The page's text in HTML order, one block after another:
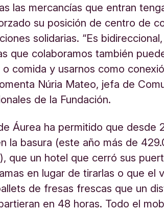
las mercancías que entran
su posición de centro de
solidarias. “Es
que colaboramos también
comida y usarnos como
Núria Mateo, jefa de
de la Fundación.
Áurea ha permitido que desde
la basura (este año más de
que un hotel que cerró sus
en lugar de tirarlas o que el
de fresas frescas que un
en 48 horas. Todo el